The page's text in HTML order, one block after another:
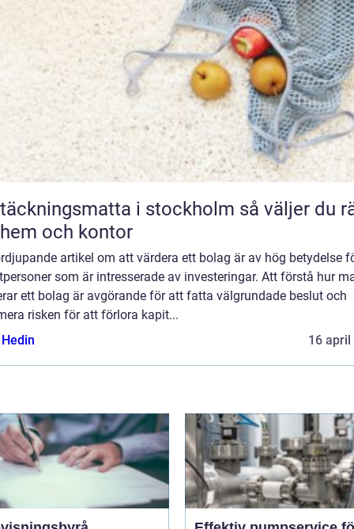
i stockholm så väljer du rätt
och kontor
artikel om att värdera ett bolag är av hög betydelse
som är intresserade av investeringar. Att förstå hur
ett bolag är avgörande för att fatta välgrundade beslut och
risken för att förlora kapit...
16 april